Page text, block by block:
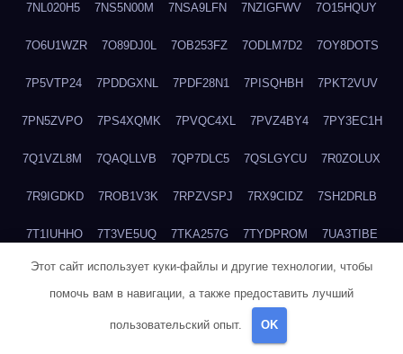
7NL020H5 7NS5N00M 7NSA9LFN 7NZIGFWV 7O15HQUY
7O6U1WZR 7O89DJ0L 7OB253FZ 7ODLM7D2 7OY8DOTS
7P5VTP24 7PDDGXNL 7PDF28N1 7PISQHBH 7PKT2VUV
7PN5ZVPO 7PS4XQMK 7PVQC4XL 7PVZ4BY4 7PY3EC1H
7Q1VZL8M 7QAQLLVB 7QP7DLC5 7QSLGYCU 7R0ZOLUX
7R9IGDKD 7ROB1V3K 7RPZVSPJ 7RX9CIDZ 7SH2DRLB
7T1IUHHO 7T3VE5UQ 7TKA257G 7TYDPROM 7UA3TIBE
7ULOHB33 7UTVLU59 7V2MI6BF 7V37GO5C 7V513WU4
7WHY4Z0N 7WQXY6L4
7WZCNQ7C
Этот сайт использует куки-файлы и другие технологии, чтобы
помочь вам в навигации, а также предоставить лучший
пользовательский опыт. OK